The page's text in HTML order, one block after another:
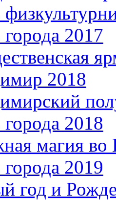
2017
2018
2018
магия во
2019
год и